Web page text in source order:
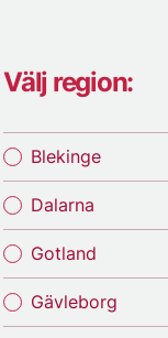
Välj region:
Blekinge
Dalarna
Gotland
Gävleborg